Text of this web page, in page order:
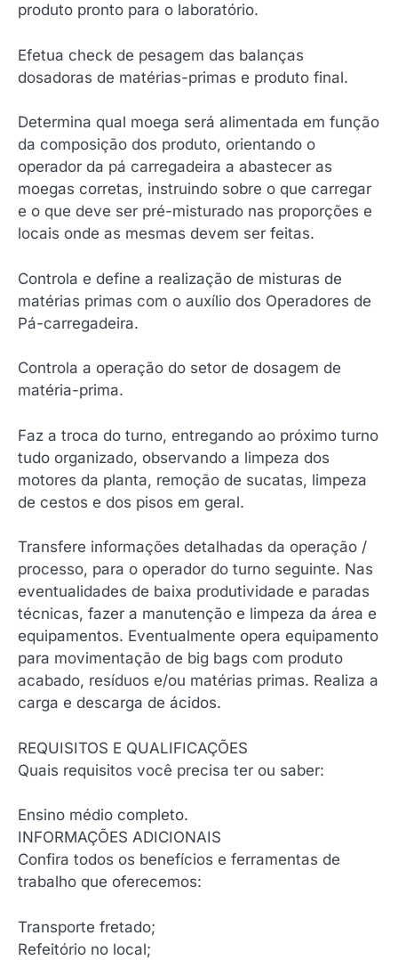
produto pronto para o laboratório.
Efetua check de pesagem das balanças
dosadoras de matérias-primas e produto final.
Determina qual moega será alimentada em função
da composição dos produto, orientando o
operador da pá carregadeira a abastecer as
moegas corretas, instruindo sobre o que carregar
e o que deve ser pré-misturado nas proporções e
locais onde as mesmas devem ser feitas.
Controla e define a realização de misturas de
matérias primas com o auxílio dos Operadores de
Pá-carregadeira.
Controla a operação do setor de dosagem de
matéria-prima.
Faz a troca do turno, entregando ao próximo turno
tudo organizado, observando a limpeza dos
motores da planta, remoção de sucatas, limpeza
de cestos e dos pisos em geral.
Transfere informações detalhadas da operação /
processo, para o operador do turno seguinte. Nas
eventualidades de baixa produtividade e paradas
técnicas, fazer a manutenção e limpeza da área e
equipamentos. Eventualmente opera equipamento
para movimentação de big bags com produto
acabado, resíduos e/ou matérias primas. Realiza a
carga e descarga de ácidos.
REQUISITOS E QUALIFICAÇÕES
Quais requisitos você precisa ter ou saber:
Ensino médio completo.
INFORMAÇÕES ADICIONAIS
Confira todos os benefícios e ferramentas de
trabalho que oferecemos:
Transporte fretado;
Refeitório no local;